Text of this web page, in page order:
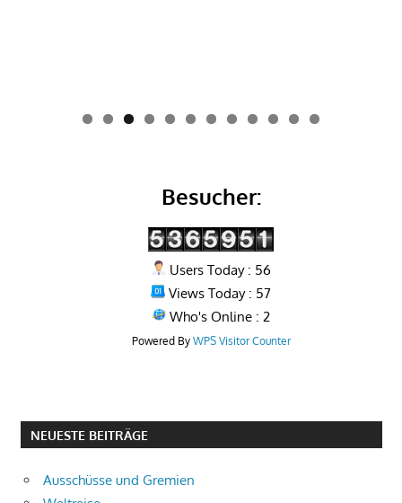
0 1 2
Besucher:
Users Today : 56
Views Today : 57
Who's Online : 2
Powered By WPS Visitor Counter
NEUESTE BEITRÄGE
Ausschüsse und Gremien